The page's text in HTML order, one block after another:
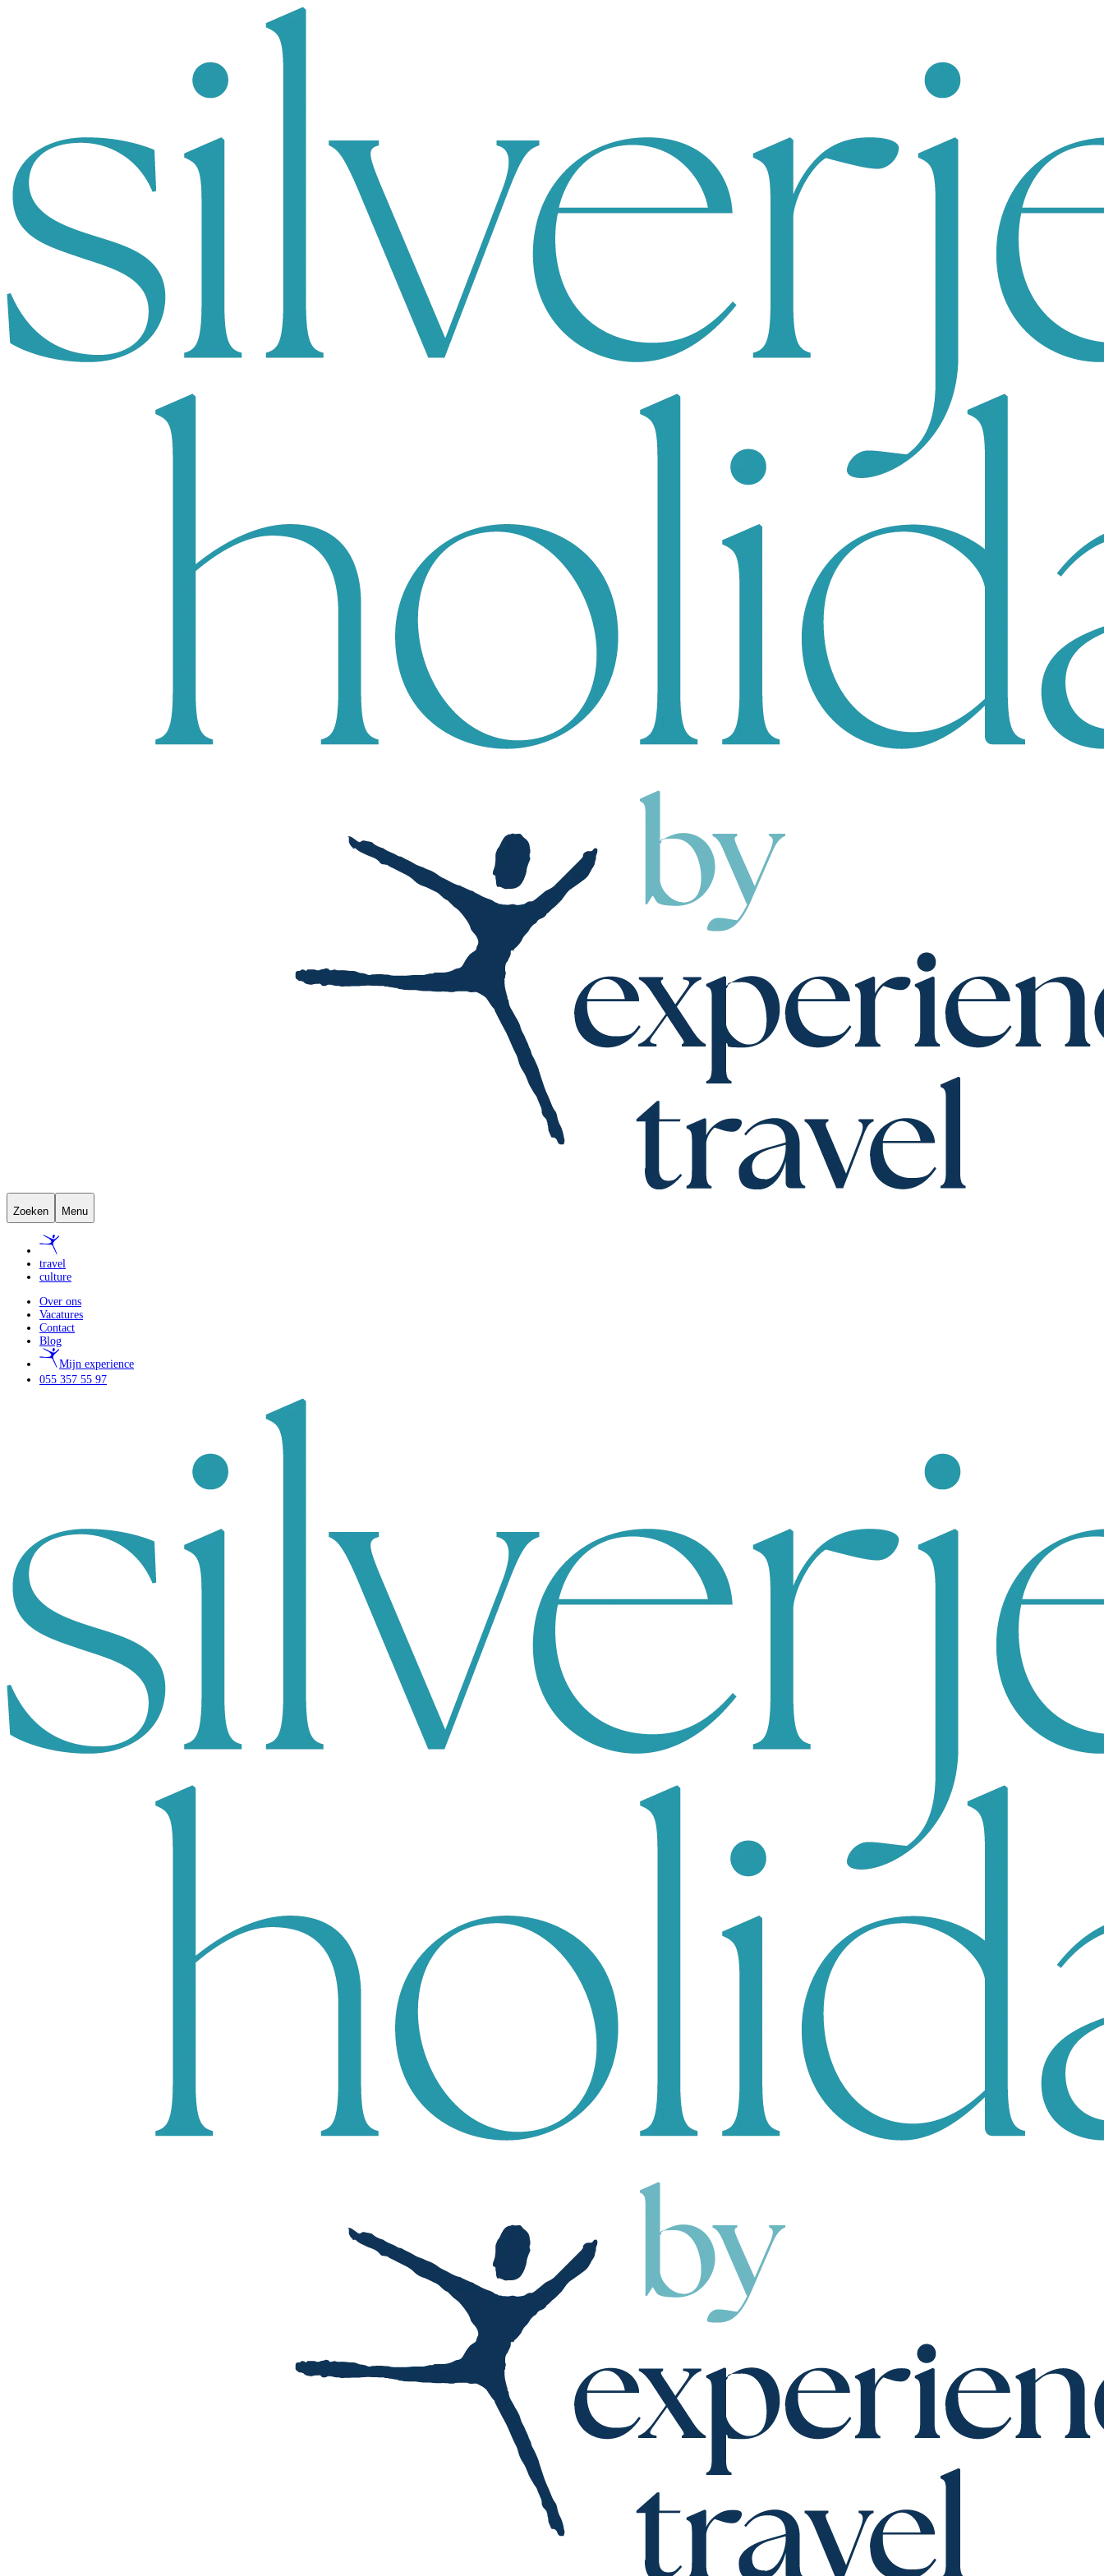
Zoeken Menu
travel
culture
Over ons
Vacatures
Contact
Blog
Mijn experience
055 357 55 97